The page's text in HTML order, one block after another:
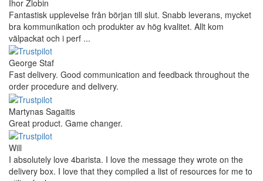
Ahmed Sherif
Excellent coffee grinder! The shipping was surprisingly fast, even
though I’m in Greece and the store is based in Romania/Austria.
The grinder feels ...
Danilo
Super schnelle Lieferung und tolles Produkt
Vaarg
Very nice - well done, will shop again for sure sometime in the
future!
Andrea Munari
Very good customer support and delivery.